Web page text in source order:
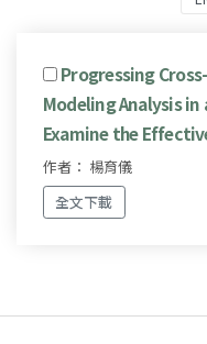
Progressing
Modeling Analysis
Examine the
作者： 楊育儀
全文下載